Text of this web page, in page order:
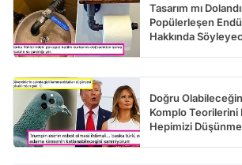
Tasarım mı
Popülerleşen
Hakkında
Doğru
Komplo Teorilerini
Hepimizi